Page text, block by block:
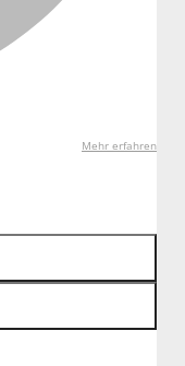
Mehr erfahren